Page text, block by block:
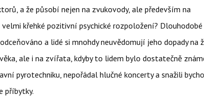
a že působí nejen na zvukovody, ale především na
křehké pozitivní psychické rozpoložení? Dlouhodobé
a lidé si mnohdy neuvědomují jeho dopady na
ale i na zvířata, kdyby to lidem bylo dostatečně
pyrotechniku, nepořádal hlučné koncerty a snažili
příbytky.